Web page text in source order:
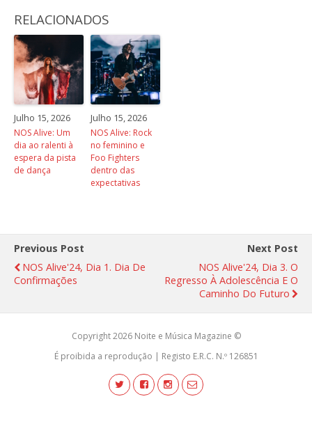
RELACIONADOS
Julho 15, 2026
NOS Alive: Um
dia ao ralenti à
espera da pista
de dança
Julho 15, 2026
NOS Alive: Rock
no feminino e
Foo Fighters
dentro das
expectativas
Previous Post
NOS Alive'24, Dia 1. Dia De
Confirmações
Next Post
NOS Alive'24, Dia 3. O
Regresso À Adolescência E O
Caminho Do Futuro
Copyright 2026 Noite e Música Magazine ©
É proibida a reprodução | Registo E.R.C. N.º 126851